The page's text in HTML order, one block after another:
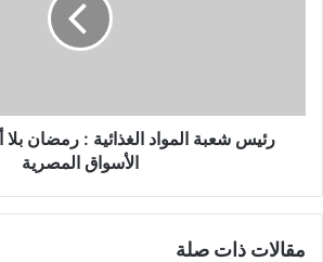
رئيس شعبة المواد الغذائية : رمضان
الأسواق المصرية
مقالات ذات صلة